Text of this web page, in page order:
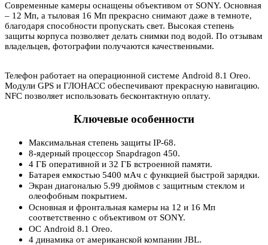
Современные камеры оснащены объективом от SONY. Основная
– 12 Мп, а тыловая 16 Мп прекрасно снимают даже в темноте,
благодаря способности пропускать свет. Высокая степень
защиты корпуса позволяет делать снимки под водой. По отзывам
владельцев, фотографии получаются качественными.
Телефон работает на операционной системе Android 8.1 Oreo.
Модули GPS и ГЛОНАСС обеспечивают прекрасную навигацию.
NFC позволяет использовать бесконтактную оплату.
Ключевые особенности
Максимальная степень защиты IP-68.
8-ядерный процессор Snapdragon 450.
4 ГБ оперативной и 32 ГБ встроенной памяти.
Батарея емкостью 5400 мАч с функцией быстрой зарядки.
Экран диагональю 5.99 дюймов с защитным стеклом и
олеофобным покрытием.
Основная и фронтальная камеры на 12 и 16 Мп
соответственно с объективом от SONY.
ОС Android 8.1 Oreo.
4 динамика от американской компании JBL.